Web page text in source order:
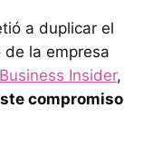
a duplicar el
la empresa
Insider,
compromiso